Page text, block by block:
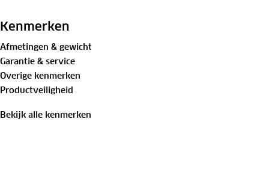
Verbeterd filtratiesysteem:
verstopping te voorkomen en optimale
filter kan losgekoppeld en als rietje gebruikt worden en
waterflessen.
Ideaal voor avonturiers en kampeergroepen:
Dit duurzame waterfiltersysteem is perfect voor
Kenmerken
Afmetingen & gewicht
Garantie & service
Overige kenmerken
Productveiligheid
Bekijk alle kenmerken